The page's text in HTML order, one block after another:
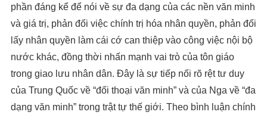
phần đáng kể để nói về sự đa dạng của các nền văn minh
và giá trị, phản đối việc chính trị hóa nhân quyền, phản đối
lấy nhân quyền làm cái cớ can thiệp vào công việc nội bộ
nước khác, đồng thời nhấn mạnh vai trò của tôn giáo
trong giao lưu nhân dân. Đây là sự tiếp nối rõ rệt tư duy
của Trung Quốc về “đối thoại văn minh” và của Nga về “đa
dạng văn minh” trong trật tự thế giới. Theo bình luận chính